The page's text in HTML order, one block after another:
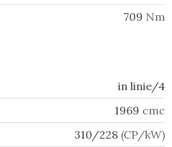
709 Nm
in linie/4
1969 cmc
310/228 (CP/kW)